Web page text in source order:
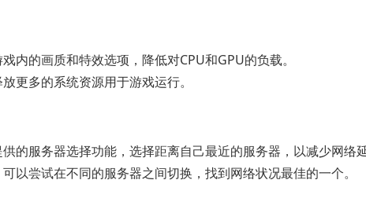
内的画质和特效选项，降低对CPU和GPU的负载。
更多的系统资源用于游戏运行。
的服务器选择功能，选择距离自己最近的服务器，以减少网络延
以尝试在不同的服务器之间切换，找到网络状况最佳的一个。